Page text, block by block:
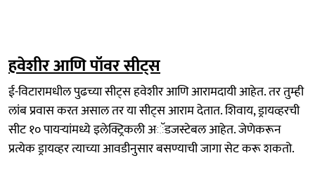
हवेशीर आणि पॉवर सीट्स
ई-विटारामधील पुढच्या सीट्स हवेशीर आणि आरामदायी आहेत. तर तुम्ही
लांब प्रवास करत असाल तर या सीट्स आराम देतात. शिवाय, ड्रायव्हरची
सीट १० पायऱ्यांमध्ये इलेक्ट्रिकली अॅडजस्टेबल आहेत. जेणेकरून
प्रत्येक ड्रायव्हर त्याच्या आवडीनुसार बसण्याची जागा सेट करू शकतो.